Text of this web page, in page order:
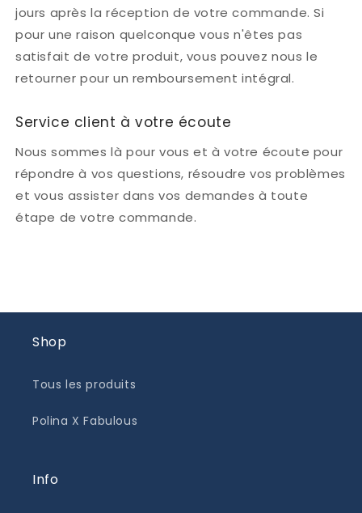
jours après la réception de votre commande. Si
pour une raison quelconque vous n'êtes pas
satisfait de votre produit, vous pouvez nous le
retourner pour un remboursement intégral.
Service client à votre écoute
Nous sommes là pour vous et à votre écoute pour
répondre à vos questions, résoudre vos problèmes
et vous assister dans vos demandes à toute
étape de votre commande.
Shop
Tous les produits
Polina X Fabulous
Info